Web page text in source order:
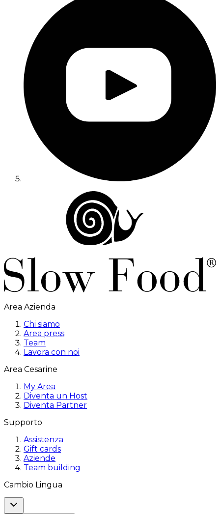
Area Azienda
Chi siamo
Area press
Team
Lavora con noi
Area Cesarine
My Area
Diventa un Host
Diventa Partner
Supporto
Assistenza
Gift cards
Aziende
Team building
Cambio Lingua